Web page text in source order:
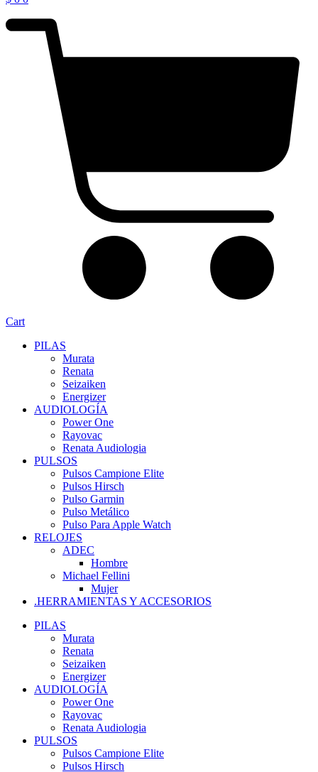
Cart
PILAS
Murata
Renata
Seizaiken
Energizer
AUDIOLOGÍA
Power One
Rayovac
Renata Audiologia
PULSOS
Pulsos Campione Elite
Pulsos Hirsch
Pulso Garmin
Pulso Metálico
Pulso Para Apple Watch
RELOJES
ADEC
Hombre
Michael Fellini
Mujer
.HERRAMIENTAS Y ACCESORIOS
PILAS
Murata
Renata
Seizaiken
Energizer
AUDIOLOGÍA
Power One
Rayovac
Renata Audiologia
PULSOS
Pulsos Campione Elite
Pulsos Hirsch